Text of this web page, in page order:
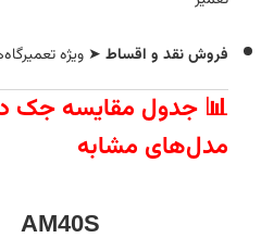
فروش نقد و اقساط ➤ ویژه
مدل‌های مشابه
AM40S